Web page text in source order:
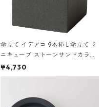
傘立て イデアコ 9本挿し傘立て ミ
ニキューブ ストーンサンドカラー
石調 ideaco Umbrella Stand CUB
E ストーンサンドブラック
¥4,730